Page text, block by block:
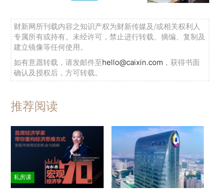
财新网所刊载内容之知识产权为财新传媒及/或相关权利人
专属所有或持有。未经许可，禁止进行转载、摘编、复制及
建立镜像等任何使用。
如有意愿转载，请发邮件至hello@caixin.com ，获得书面
确认及授权后，方可转载。
推荐阅读
私房课